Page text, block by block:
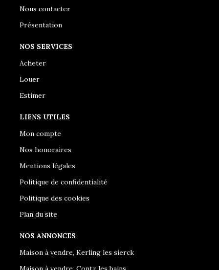
Nous contacter
Présentation
NOS SERVICES
Acheter
Louer
Estimer
LIENS UTILES
Mon compte
Nos honoraires
Mentions légales
Politique de confidentialité
Politique des cookies
Plan du site
NOS ANNONCES
Maison à vendre, Kerling les sierck